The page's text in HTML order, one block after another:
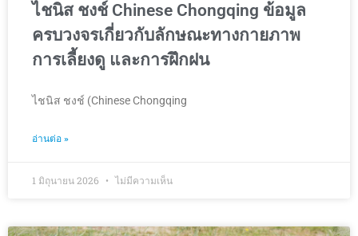
ไชนิส ชงช์ Chinese Chongqing ข้อมูล
ครบวงจรเกี่ยวกับลักษณะทางกายภาพ
การเลี้ยงดู และการฝึกฝน
ไชนิส ชงช์ (Chinese Chongqing
อ่านต่อ »
1 มิถุนายน 2026 ไม่มีความเห็น